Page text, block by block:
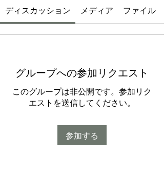
ディスカッション メディア ファイル
グループへの参加リクエスト
このグループは非公開です。参加リク
エストを送信してください。
参加する